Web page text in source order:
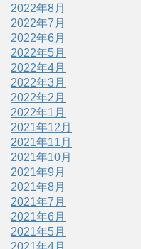
2022年8月
2022年7月
2022年6月
2022年5月
2022年4月
2022年3月
2022年2月
2022年1月
2021年12月
2021年11月
2021年10月
2021年9月
2021年8月
2021年7月
2021年6月
2021年5月
2021年4月